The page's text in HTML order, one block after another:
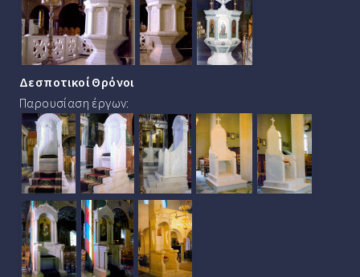
Δεσποτικοί Θρόνοι
Παρουσίαση έργων: